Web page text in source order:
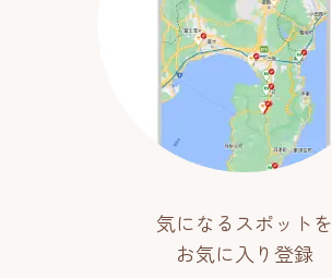
気になるスポットを
お気に入り登録